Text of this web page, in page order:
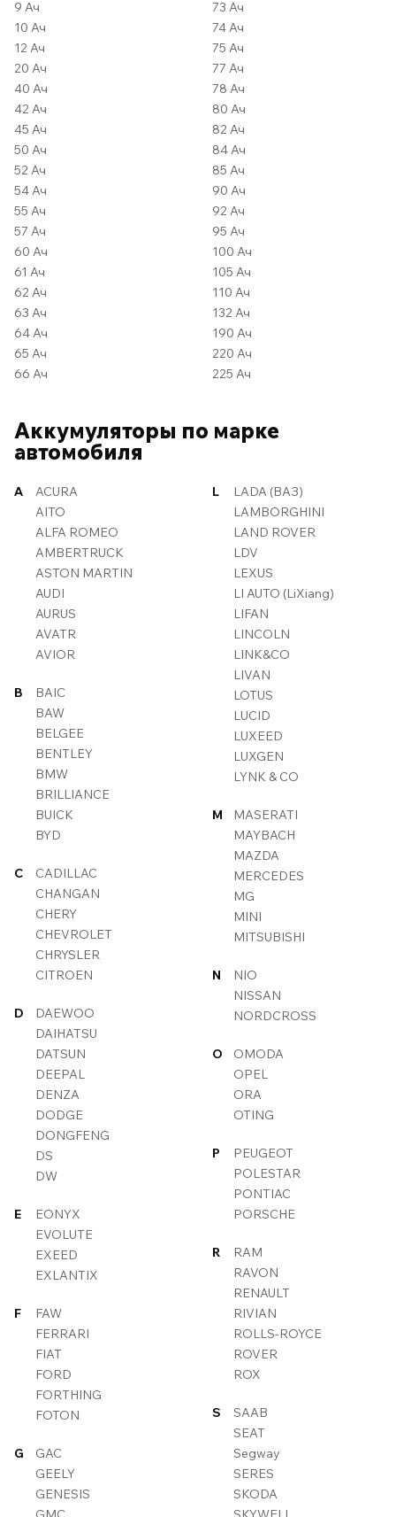
9 Ач
10 Ач
12 Ач
20 Ач
40 Ач
42 Ач
45 Ач
50 Ач
52 Ач
54 Ач
55 Ач
57 Ач
60 Ач
61 Ач
62 Ач
63 Ач
64 Ач
65 Ач
66 Ач
73 Ач
74 Ач
75 Ач
77 Ач
78 Ач
80 Ач
82 Ач
84 Ач
85 Ач
90 Ач
92 Ач
95 Ач
100 Ач
105 Ач
110 Ач
132 Ач
190 Ач
220 Ач
225 Ач
Аккумуляторы по марке
автомобиля
A
ACURA
AITO
ALFA ROMEO
AMBERTRUCK
ASTON MARTIN
AUDI
AURUS
AVATR
AVIOR
B
BAIC
BAW
BELGEE
BENTLEY
BMW
BRILLIANCE
BUICK
BYD
C
CADILLAC
CHANGAN
CHERY
CHEVROLET
CHRYSLER
CITROEN
D
DAEWOO
DAIHATSU
DATSUN
DEEPAL
DENZA
DODGE
DONGFENG
DS
DW
E
EONYX
EVOLUTE
EXEED
EXLANTIX
F
FAW
FERRARI
FIAT
FORD
FORTHING
FOTON
G
GAC
GEELY
GENESIS
L
LADA (ВАЗ)
LAMBORGHINI
LAND ROVER
LDV
LEXUS
LI AUTO (LiXiang)
LIFAN
LINCOLN
LINK&CO
LIVAN
LOTUS
LUCID
LUXEED
LUXGEN
LYNK & CO
M
MASERATI
MAYBACH
MAZDA
MERCEDES
MG
MINI
MITSUBISHI
N
NIO
NISSAN
NORDCROSS
O
OMODA
OPEL
ORA
OTING
P
PEUGEOT
POLESTAR
PONTIAC
PORSCHE
R
RAM
RAVON
RENAULT
RIVIAN
ROLLS-ROYCE
ROVER
ROX
S
SAAB
SEAT
Segway
SERES
SKODA